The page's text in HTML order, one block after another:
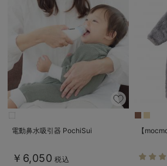
電動鼻水吸引器 PochiSui
￥6,050 税込
【